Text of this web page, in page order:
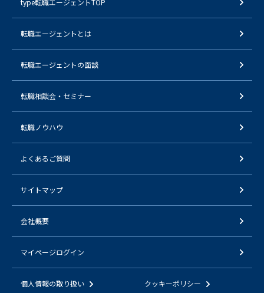
type転職エージェントTOP
転職エージェントとは
転職エージェントの面談
転職相談会・セミナー
転職ノウハウ
よくあるご質問
サイトマップ
会社概要
マイページログイン
個人情報の取り扱い クッキーポリシー